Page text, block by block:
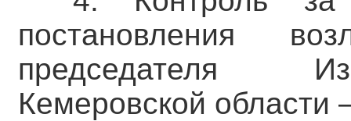
постановления
председателя
Кемеровской области